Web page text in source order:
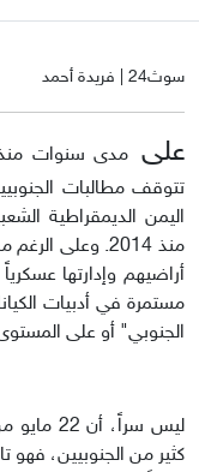
سوث24 | فريدة أحمد
على
تتوقف مطالبات
اليمن الديمقراطية
منذ 2014. وعلى
أراضيهم وإدارتها
مستمرة في أدبيات
الجنوبي" أو على
ليس
كثير من الجنوبيين، فهو